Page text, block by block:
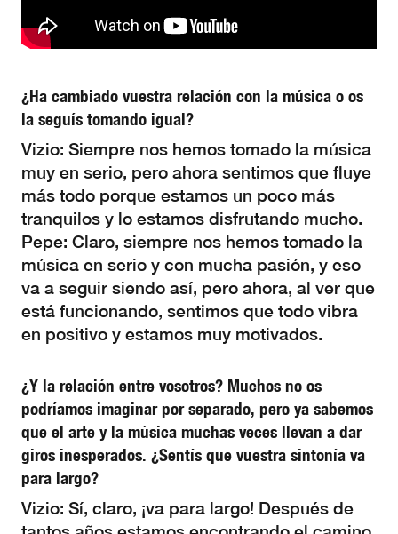
¿Ha cambiado vuestra relación con la música o os
la seguís tomando igual?
Vizio: Siempre nos hemos tomado la música
muy en serio, pero ahora sentimos que fluye
más todo porque estamos un poco más
tranquilos y lo estamos disfrutando mucho.
Pepe: Claro, siempre nos hemos tomado la
música en serio y con mucha pasión, y eso
va a seguir siendo así, pero ahora, al ver que
está funcionando, sentimos que todo vibra
en positivo y estamos muy motivados.
¿Y la relación entre vosotros? Muchos no os
podríamos imaginar por separado, pero ya sabemos
que el arte y la música muchas veces llevan a dar
giros inesperados. ¿Sentís que vuestra sintonía va
para largo?
Vizio: Sí, claro, ¡va para largo! Después de